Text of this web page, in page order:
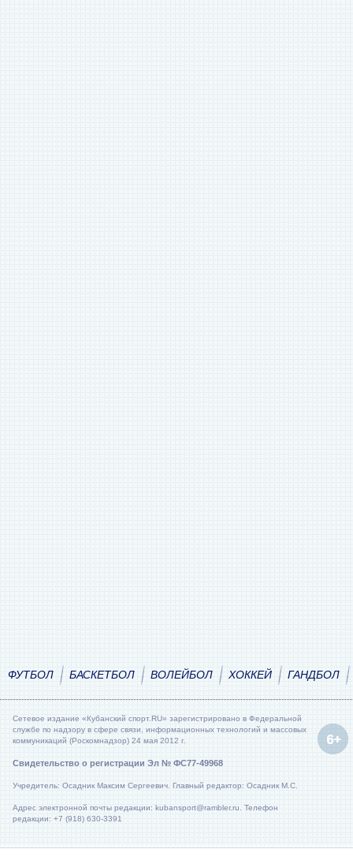
ФУТБОЛ БАСКЕТБОЛ ВОЛЕЙБОЛ ХОККЕЙ ГАНДБОЛ
Сетевое издание «Кубанский спорт.RU» зарегистрировано в Федеральной
службе по надзору в сфере связи, информационных технологий и массовых
коммуникаций (Роскомнадзор) 24 мая 2012 г.
Свидетельство о регистрации Эл № ФС77-49968
Учредитель: Осадник Максим Сергеевич. Главный редактор: Осадник М.С.
Адрес электронной почты редакции: kubansport@rambler.ru. Телефон
редакции: +7 (918) 630-3391